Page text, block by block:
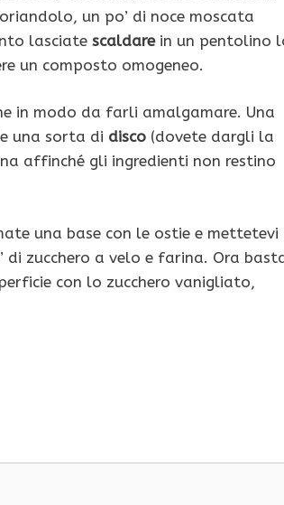
un po’ di noce moscata
lasciate scaldarein un pentolino
un composto omogeneo.
in modo da farli amalgamare. Una
una sorta di disco (dovete dargli la
affinché gli ingredienti non restino
una base con le ostie e mettetevi
zucchero a velo e farina. Ora
con lo zucchero vanigliato,